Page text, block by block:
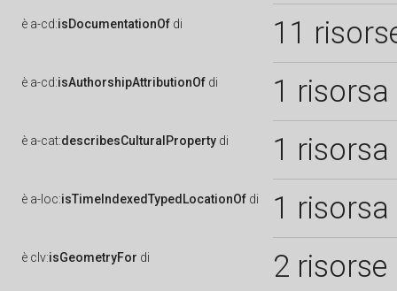
è a-cd:isDocumentationOf di 11
è a-cd:isAuthorshipAttributionOf di 1 risorsa
è a-cat:describesCulturalProperty di 1 risorsa
è a-loc:isTimeIndexedTypedLocationOf di 1 risorsa
è clv:isGeometryFor di 2 risorse